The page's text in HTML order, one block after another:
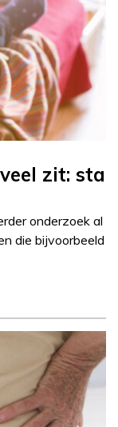
zit: sta
onderzoek al
die bijvoorbeeld